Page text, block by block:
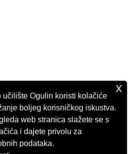
učilište Ogulin koristi kolačiće
boljeg korisničkog iskustva.
web stranica slažete se s
i dajete privolu za
podataka.
x